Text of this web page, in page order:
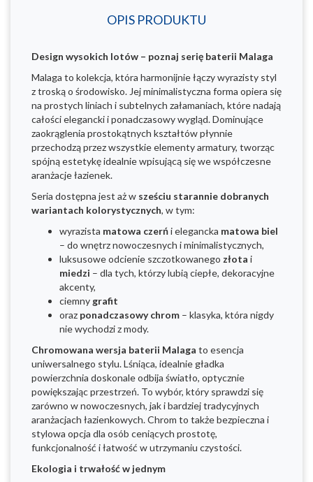
OPIS PRODUKTU
Design wysokich lotów – poznaj serię baterii Malaga
Malaga to kolekcja, która harmonijnie łączy wyrazisty styl
z troską o środowisko. Jej minimalistyczna forma opiera się
na prostych liniach i subtelnych załamaniach, które nadają
całości elegancki i ponadczasowy wygląd. Dominujące
zaokrąglenia prostokątnych kształtów płynnie
przechodzą przez wszystkie elementy armatury, tworząc
spójną estetykę idealnie wpisującą się we współczesne
aranżacje łazienek.
Seria dostępna jest aż w sześciu starannie dobranych
wariantach kolorystycznych, w tym:
wyrazista matowa czerńi elegancka matowa biel
– do wnętrz nowoczesnych i minimalistycznych,
luksusowe odcienie szczotkowanego złota i
miedzi – dla tych, którzy lubią ciepłe, dekoracyjne
akcenty,
ciemny grafit
oraz ponadczasowy chrom – klasyka, która nigdy
nie wychodzi z mody.
Chromowana wersja baterii Malaga to esencja
uniwersalnego stylu. Lśniąca, idealnie gładka
powierzchnia doskonale odbija światło, optycznie
powiększając przestrzeń. To wybór, który sprawdzi się
zarówno w nowoczesnych, jak i bardziej tradycyjnych
aranżacjach łazienkowych. Chrom to także bezpieczna i
stylowa opcja dla osób ceniących prostotę,
funkcjonalność i łatwość w utrzymaniu czystości.
Ekologia i trwałość w jednym